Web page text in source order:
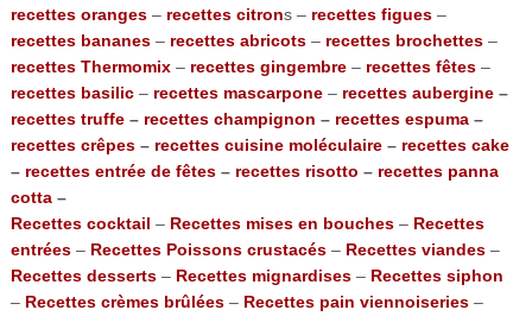
recettes oranges– recettes citrons – recettes figues–
recettes bananes– recettes abricots– recettes brochettes–
recettes Thermomix– recettes gingembre– recettes fêtes–
recettes basilic– recettes mascarpone– recettes aubergine–
recettes truffe– recettes champignon – recettes espuma–
recettes crêpes– recettes cuisine moléculaire– recettes cake
– recettes entrée de fêtes– recettes risotto – recettes panna
cotta–
Recettes cocktail – Recettes mises en bouches– Recettes
entrées– Recettes Poissons crustacés– Recettes viandes–
Recettes desserts– Recettes mignardises– Recettes siphon
– Recettes crèmes brûlées– Recettes pain viennoiseries–